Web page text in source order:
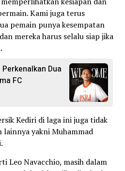
Kami juga terus
pemain punya kesempatan
mereka harus selalu siap jika
Dua
FC
Kediri di laga ini juga tidak
lainnya yakni Muhammad
Leo Navacchio, masih dalam